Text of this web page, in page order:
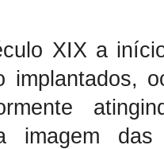
XIX a
implantados,
imagem